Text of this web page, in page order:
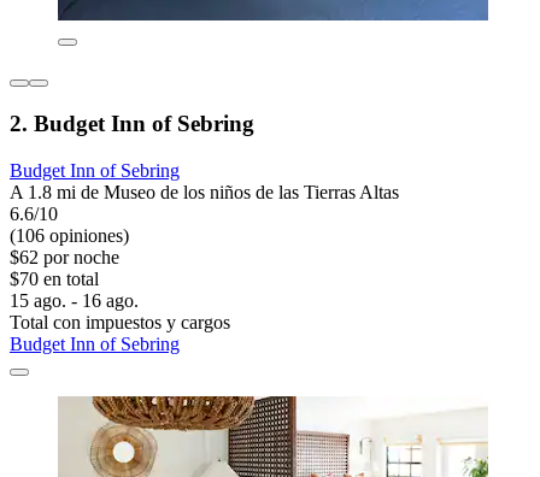
2. Budget Inn of Sebring
Budget Inn of Sebring
A 1.8 mi de Museo de los niños de las Tierras Altas
6.6/10
(106 opiniones)
$62 por noche
$70 en total
15 ago. - 16 ago.
Total con impuestos y cargos
Budget Inn of Sebring